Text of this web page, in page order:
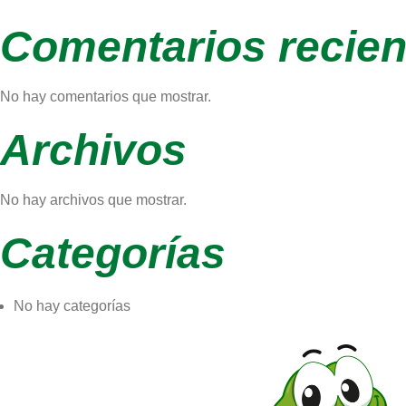
Comentarios
No hay comentarios que mostrar.
Archivos
No hay archivos que mostrar.
Categorías
No hay categorías